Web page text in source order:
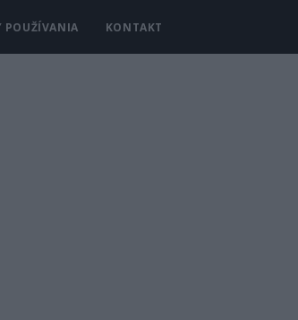
POUŽÍVANIA KONTAKT